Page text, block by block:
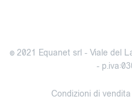
© 2021 Equanet srl - Viale del
-
Condizioni di vendita